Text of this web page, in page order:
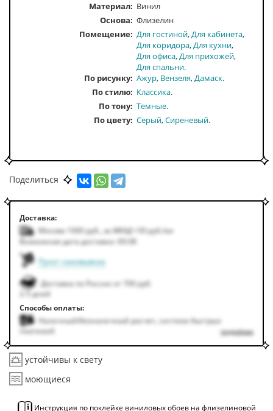
Материал: Винил
Основа: Флизелин
Помещение Для гостиной Для кабинета
Для коридора Для кухни
Для офиса Для прихожей
Для спальни
По рисунку Ажур Вензеля Дамаск
По стилю
Классика
По тону Темные
По цвету Серый Сиреневый
Поделиться
Доставка:
Москва 1000руб. за МКАД +50руб. /км
Возможная дата доставки: 09.08
Пункт самовывоза
Доставка по России от 700 руб.
2-5 дней
Способы оплаты:
Наличный/безналичный расчет, система быстрых
платежей
подробнее
устойчивы к свету
моющиеся
Инструкция по поклейке виниловых обоев на флизелиновой